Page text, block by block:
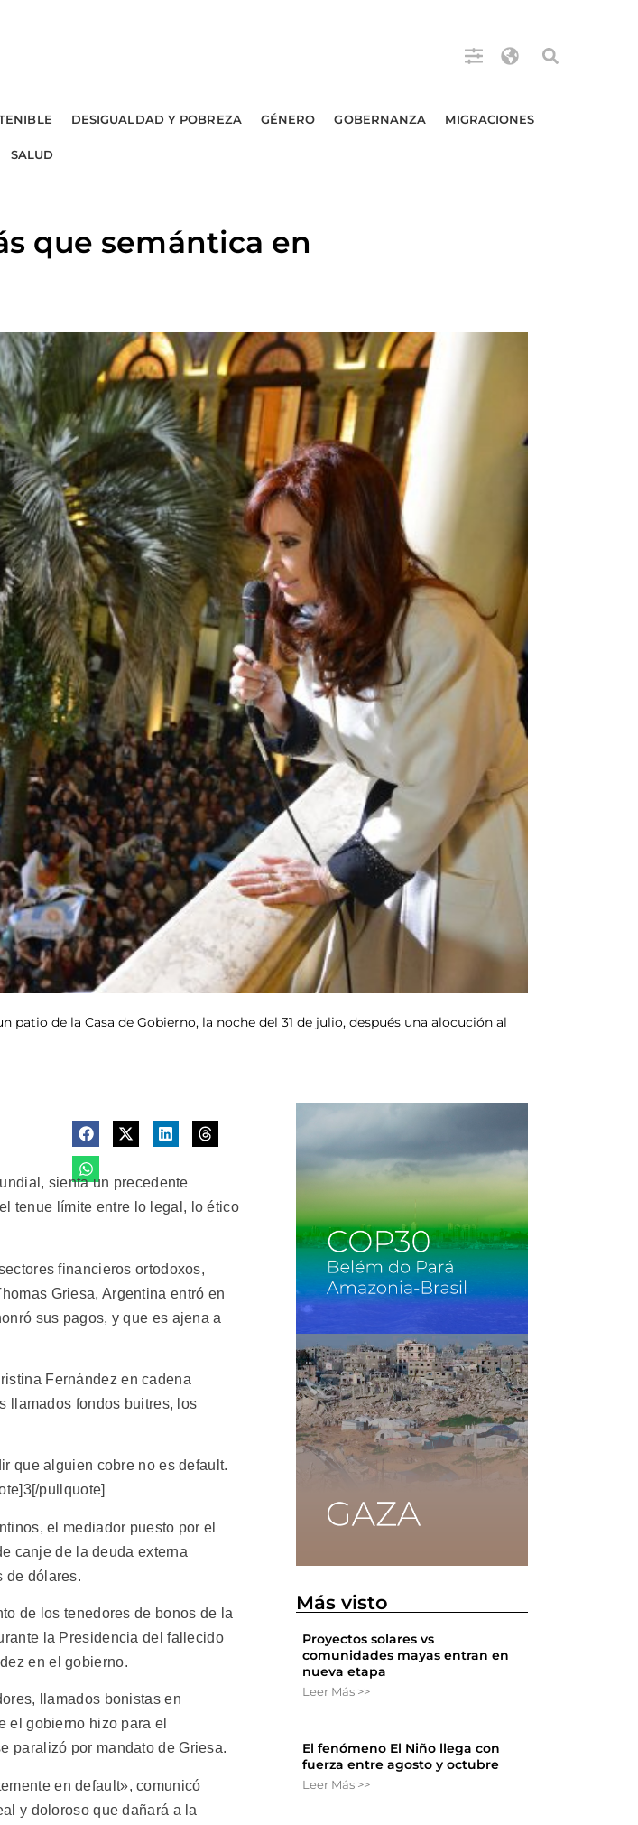
DESIGUALDAD Y POBREZA GÉNERO GOBERNANZA MIGRACIONES
SALUD
que semántica en
de la Casa de Gobierno, la noche del 31 de julio, después una alocución al
sienta un precedente
tenue límite entre lo legal, lo ético
financieros ortodoxos,
Griesa, Argentina entró en
sus pagos, y que es ajena a
Fernández en cadena
llamados fondos buitres, los
que alguien cobre no es default.
pullquote]
el mediador puesto por el
canje de la deuda externa
de dólares.
de los tenedores de bonos de la
la Presidencia del fallecido
en el gobierno.
llamados bonistas en
el gobierno hizo para el
paralizó por mandato de Griesa.
en default», comunicó
y doloroso que dañará a la
Más visto
Proyectos solares vs
comunidades mayas entran en
nueva etapa
Leer Más >>
El fenómeno El Niño llega con
fuerza entre agosto y octubre
Leer Más >>